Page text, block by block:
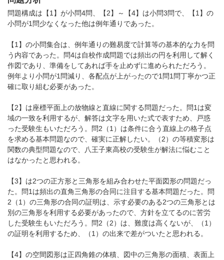
問題構成は【1】が小問4問、【2】～【4】は小問3問で、【1】の
小問が1問少なくなった他は例年通りであった。
【1】の小問集合は、例年通りの難易度で計算等の基本的な力を問
う内容であった。問4は自校作成問題では頻出の円を利用して解く
作図であり、準備をしてあれば手を止めずに進められただろう。
例年より小問が1問減り、各配点が上がったので1問1問丁寧かつ正
確に取り組む必要があった。
【2】は座標平面上の放物線と直線に関する問題だった。問1は変
域の一致を利用するが、解答は文字を用いた式で表すため、戸惑
った受験生もいただろう。問2（1）は条件に合う直線上の格子点
を求める基本問題なので、確実に正解したい。（2）の等積変形は
関数の典型問題なので、八王子東高校の受験生が解法に悩むこと
はなかったと思われる。
【3】は2つの正方形と三角形を組み合わせた平面図形の問題だっ
た。問1は頻出の直角三角形の合同に注目する基本問題だった。問
2（1）の三角形の合同の証明は、示す必要のある2つの三角形とは
別の三角形を利用する必要があったので、方針を立てるのに苦労
した受験生もいただろう。問2（2）は、難度は高くないが、（1）
の証明を利用するため、（1）の出来で差がついたと思われる。
【4】の空間図形は正四角錐の体積、図中の三角形の面積、表面上